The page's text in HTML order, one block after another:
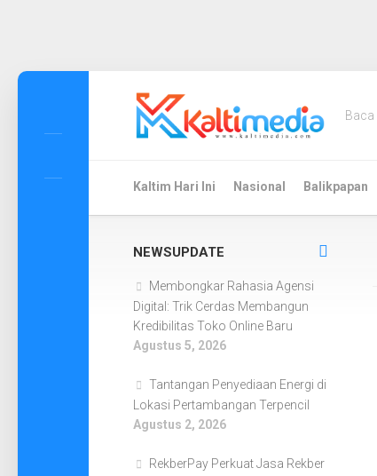
Skip
Kaltim Hari Ini Nasional Balikpapan
NEWSUPDATE
Membongkar Rahasia Agensi
Digital: Trik Cerdas Membangun
Kredibilitas Toko Online Baru
Agustus 5, 2026
Tantangan Penyediaan Energi di
Lokasi Pertambangan Terpencil
Agustus 2, 2026
RekberPay Perkuat Jasa Rekber